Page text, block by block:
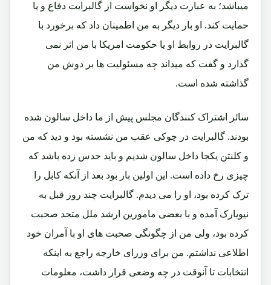
میباشد؛ به عبارت دیگر او نخواست از گالبرایت دفاع و یا
حمایت کند. او بار دیگر به من اطمینان داد که برخورد با
گالبرایت در روابط او یا حکومت امریکا با من اثر نمی
گذارد و گفت که میداند چه مسئولیت ها بر دوش من
گذاشته شده است.
سائر اشتراک کنندگان مجلس پیش از ما داخل سالون شده
بودند. گالبرایت در چوکی عقب من نشسته بود و دید که من
و کلنتن یکجا داخل سالون شدیم و باید حدس زده باشد که
چیزی رخ داده است. این اولین بار بود بعد از آنکه کابل را
ترک کرده بود، او را می دیدم. گالبرایت چند روز قبل به
نیویارک آمده و با بعضی مامورین ارشد ملل متحد صحبت
کرده بود، ولی من از چگونگی صحبت های او با آمران خود
اطلاعی نداشتم. من برای وزرای خارجه راجع به اینکه
انتخابات تا آنوقت در چه وضعی قرار داشت، معلومات